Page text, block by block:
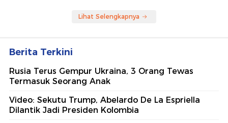
Lihat Selengkapnya
Berita Terkini
Rusia Terus Gempur Ukraina, 3 Orang Tewas
Termasuk Seorang Anak
Video: Sekutu Trump, Abelardo De La Espriella
Dilantik Jadi Presiden Kolombia